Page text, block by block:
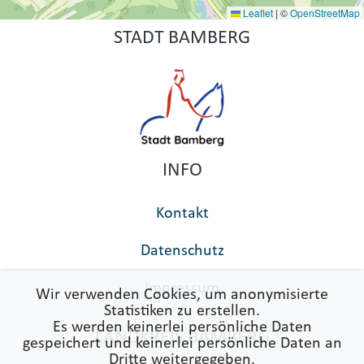
Wir verwenden Cookies, um anonymisierte
Statistiken zu erstellen.
Es werden keinerlei persönliche Daten
gespeichert und keinerlei persönliche Daten an
Dritte weitergegeben.
Leaflet | ©OpenStreetMap
STADT BAMBERG
INFO
Kontakt
Datenschutz
Impressum
LANDKREIS BAMBERG